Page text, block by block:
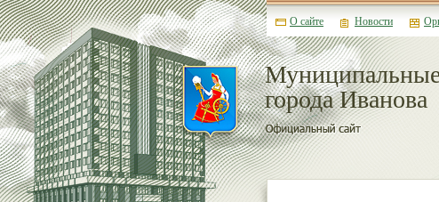
города Иванова
О сайте Новости